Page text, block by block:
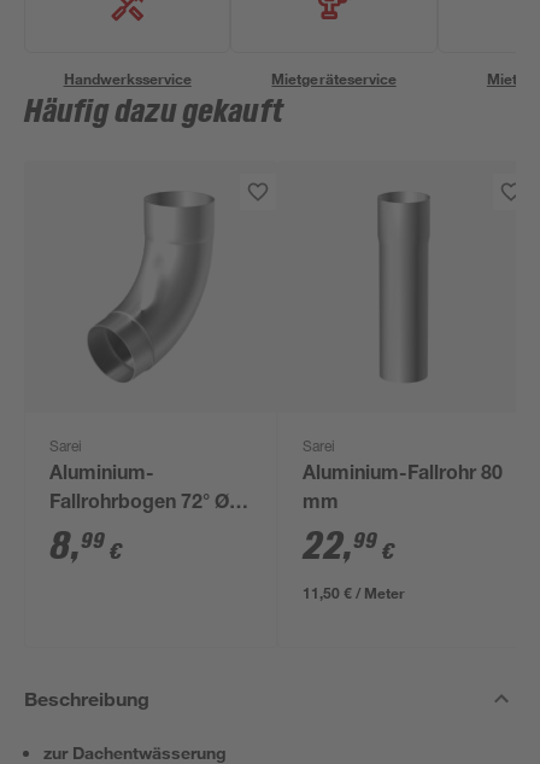
Handwerksservice Mietgeräteservice
Häufig dazu gekauft
Sarei
Aluminium-
Fallrohrbogen 72° Ø 8
cm
8,99 €
Sarei
Aluminium-Fallrohr 80
mm
22,99 €
11,50 € / Meter
Beschreibung
zur Dachentwässerung